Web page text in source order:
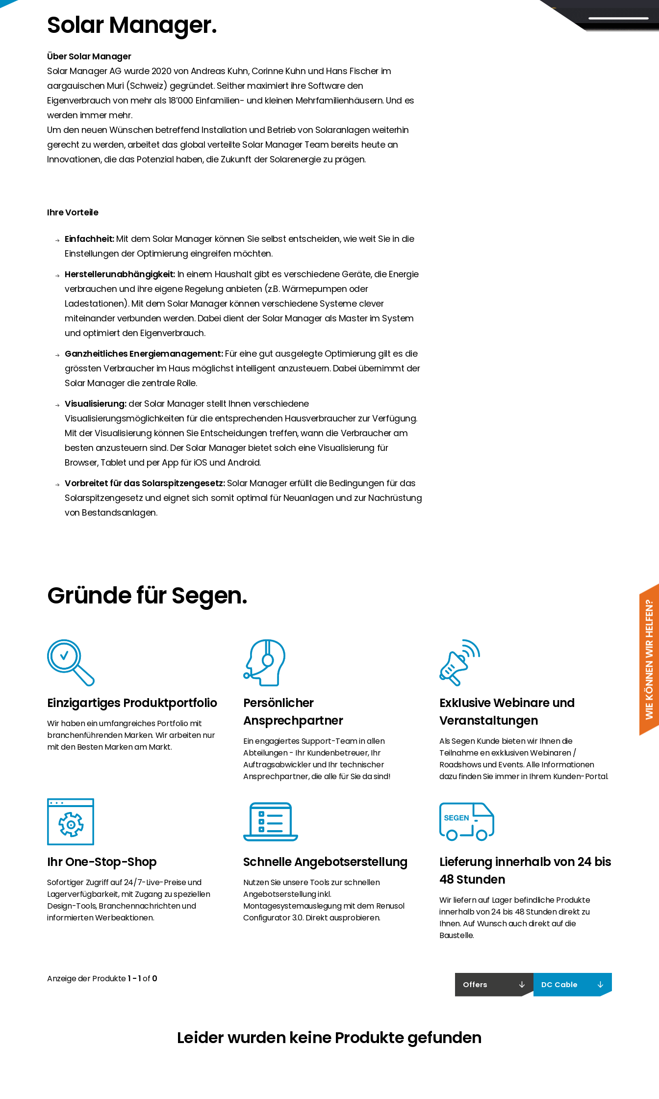
Segen Team
Lernen Sie unsere PV-Experten kennen.
Kunden-Portal
Unser Kunden-Portal bietet 24/7 Live-Preise, Produktverfügbarkeit und Dokumentation!
Blog
Bleiben Sie auf dem Laufenden mit branchenführenden Neuigkeiten von Segen. Hier erfahren Sie es zuerst!
Karriere
Sie suchen nach einem Job in der Erneuerbaren Energie Branche? Dann sind Sie bei uns richtig!
Segen Partner werden
Sie sind ein PV-Profi? Dann werden Sie noch heute Segen Partner und profitieren Sie von unseren Vorteilen!
Finden Sie einen PV-Installateur in Ihrer Region
Sie sind Privatkunde und sind auf der Suche nach einem passenden PV-Installateur? Dann sind Sie bei uns genau richtig.
WIE KÖNNEN WIR HELFEN?
Solar Manager.
Über Solar Manager
Solar Manager AG wurde 2020 von Andreas Kuhn, Corinne Kuhn und Hans Fischer im
aargauischen Muri (Schweiz) gegründet. Seither maximiert ihre Software den
Eigenverbrauch von mehr als 18’000 Einfamilien- und kleinen Mehrfamilienhäusern. Und es
werden immer mehr.
Um den neuen Wünschen betreffend Installation und Betrieb von Solaranlagen weiterhin
gerecht zu werden, arbeitet das global verteilte Solar Manager Team bereits heute an
Innovationen, die das Potenzial haben, die Zukunft der Solarenergie zu prägen.
Ihre Vorteile
Einfachheit:Mit dem Solar Manager können Sie selbst entscheiden, wie weit Sie in die
Einstellungen der Optimierung eingreifen möchten.
Herstellerunabhängigkeit: In einem Haushalt gibt es verschiedene Geräte, die Energie
verbrauchen und ihre eigene Regelung anbieten (z.B. Wärmepumpen oder
Ladestationen). Mit dem Solar Manager können verschiedene Systeme clever
miteinander verbunden werden. Dabei dient der Solar Manager als Master im System
und optimiert den Eigenverbrauch.
Ganzheitliches Energiemanagement:Für eine gut ausgelegte Optimierung gilt es die
grössten Verbraucher im Haus möglichst intelligent anzusteuern. Dabei übernimmt der
Solar Manager die zentrale Rolle.
Visualisierung:der Solar Manager stellt Ihnen verschiedene
Visualisierungsmöglichkeiten für die entsprechenden Hausverbraucher zur Verfügung.
Mit der Visualisierung können Sie Entscheidungen treffen, wann die Verbraucher am
besten anzusteuern sind. Der Solar Manager bietet solch eine Visualisierung für
Browser, Tablet und per App für iOS und Android.
Vorbreitet für das Solarspitzengesetz:Solar Manager erfüllt die Bedingungen für das
Solarspitzengesetz und eignet sich somit optimal für Neuanlagen und zur Nachrüstung
von Bestandsanlagen.
Gründe für Segen.
Einzigartiges Produktportfolio
Wir haben ein umfangreiches Portfolio mit
branchenführenden Marken. Wir arbeiten nur
mit den Besten Marken am Markt.
Persönlicher
Ansprechpartner
Ein engagiertes Support-Team in allen
Abteilungen - Ihr Kundenbetreuer, Ihr
Auftragsabwickler und Ihr technischer
Ansprechpartner, die alle für Sie da sind!
Exklusive Webinare und
Veranstaltungen
Als Segen Kunde bieten wir Ihnen die
Teilnahme en exklusiven Webinaren /
Roadshows und Events. Alle Informationen
dazu finden Sie immer in Ihrem Kunden-Portal.
Ihr One-Stop-Shop
Sofortiger Zugriff auf 24/7-Live-Preise und
Lagerverfügbarkeit, mit Zugang zu speziellen
Design-Tools, Branchennachrichten und
informierten Werbeaktionen.
Schnelle Angebotserstellung
Nutzen Sie unsere Tools zur schnellen
Angebotserstellung inkl.
Montagesystemauslegung mit dem Renusol
Configurator 3.0. Direkt ausprobieren.
Lieferung innerhalb von 24 bis
48 Stunden
Wir liefern auf Lager befindliche Produkte
innerhalb von 24 bis 48 Stunden direkt zu
Ihnen. Auf Wunsch auch direkt auf die
Baustelle.
Anzeige der Produkte1 - 1of 0
Offers DC Cable
Leider wurden keine Produkte gefunden